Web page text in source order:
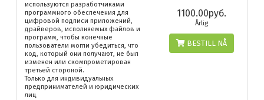
используются разработчиками
программного обеспечения для
цифровой подписи приложений,
драйверов, исполняемых файлов и
программ, чтобы конечные
пользователи могли убедиться, что
код, который они получают, не был
изменен или скомпрометирован
третьей стороной.
Только для индивидуальных
предпринимателей и юридических
лиц
1100.00руб.
Årlig
BESTILL NÅ